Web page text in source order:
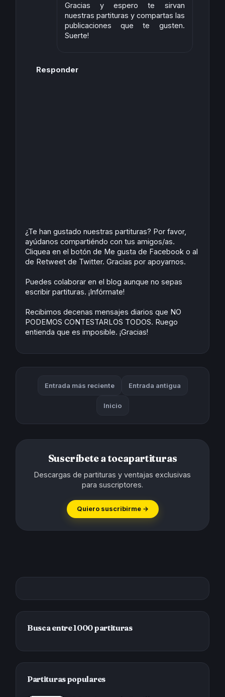
Gracias y espero te sirvan
nuestras partituras y compartas las
publicaciones que te gusten.
Suerte!
Responder
¿Te han gustado nuestras partituras? Por favor,
ayúdanos compartiéndo con tus amigos/as.
Cliquea en el botón de Me gusta de Facebook o al
de Retweet de Twitter. Gracias por apoyarnos.
Puedes colaborar en el blog aunque no sepas
escribir partituras. ¡Infórmate!
Recibimos decenas mensajes diarios que NO
PODEMOS CONTESTARLOS TODOS. Ruego
entienda que es imposible. ¡Gracias!
Entrada más reciente Entrada antigua
Inicio
Suscríbete a tocapartituras
Descargas de partituras y ventajas exclusivas
para suscriptores.
Quiero suscribirme →
Busca entre 1000 partituras
Partituras populares